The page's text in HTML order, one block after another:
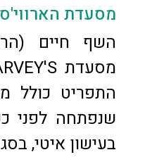
מסעדת
השף חיים
התפריט כולל
שנפתחה לפני
בעישון איטי,